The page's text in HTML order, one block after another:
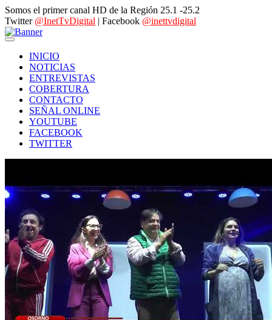
Somos el primer canal HD de la Región 25.1 -25.2
Twitter @InetTvDigital | Facebook @inettvdigital
INICIO
NOTICIAS
ENTREVISTAS
COBERTURA
CONTACTO
SEÑAL ONLINE
YOUTUBE
FACEBOOK
TWITTER